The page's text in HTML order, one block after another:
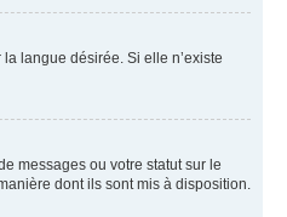
langue désirée. Si elle n’existe
messages ou votre statut sur le
dont ils sont mis à disposition.